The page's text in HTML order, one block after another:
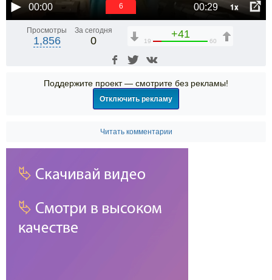
00:00 00:29 1x
6
Просмотры
1,856
За сегодня
0
+41
19 60
Поддержите проект — смотрите без рекламы!
Отключить рекламу
Читать комментарии